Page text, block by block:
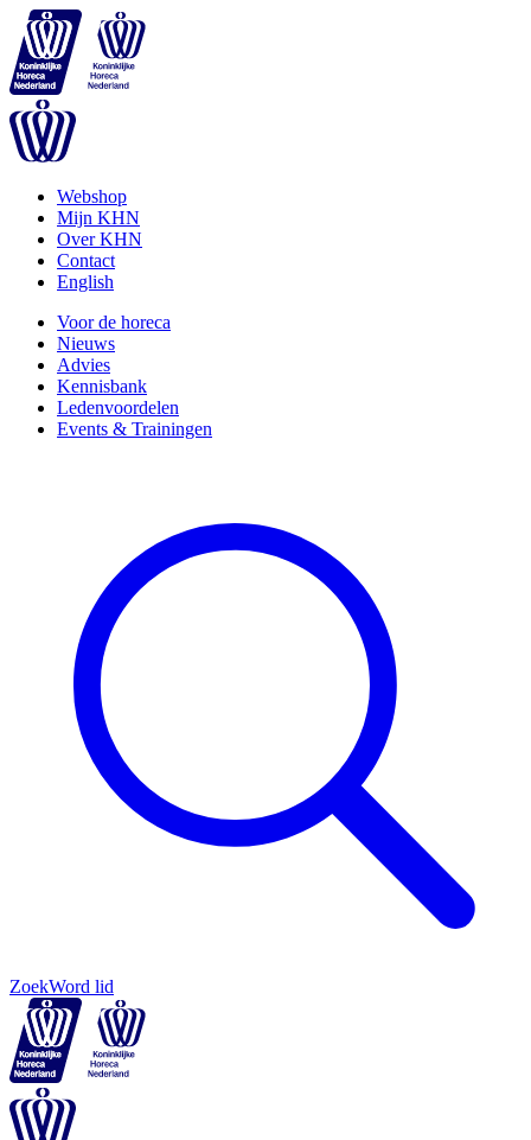
Webshop
Mijn KHN
Over KHN
Contact
English
Voor de horeca
Nieuws
Advies
Kennisbank
Ledenvoordelen
Events & Trainingen
ZoekWord lid